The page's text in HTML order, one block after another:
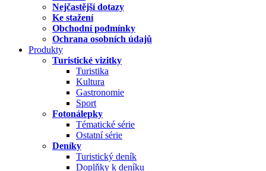
Nejčastější dotazy
Ke stažení
Obchodní podmínky
Ochrana osobních údajů
Produkty
Turistické vizitky
Turistika
Kultura
Gastronomie
Sport
Fotonálepky
Tématické série
Ostatní série
Deníky
Turistický deník
Doplňky k deníku